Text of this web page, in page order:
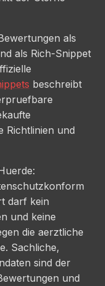
als
als Rich-Snippet
beschreibt
Richtlinien und
darf kein
und keine
die aerztliche
Sachliche,
sind der
und